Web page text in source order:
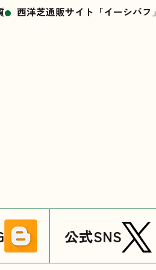
西洋芝通販サイト「イーシバフ」
公式SNS